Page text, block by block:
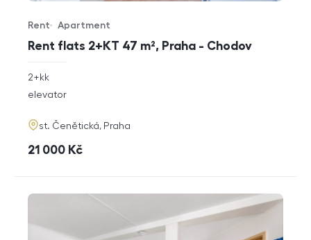
Rent flats 2+KT 47 m², Praha - Chodov
Offer type
Rent
Property type
Apartment
rozměry
disposition
2+kk
funkce
elevator
adresa
st. Čenětická, Praha
cena
21 000 Kč